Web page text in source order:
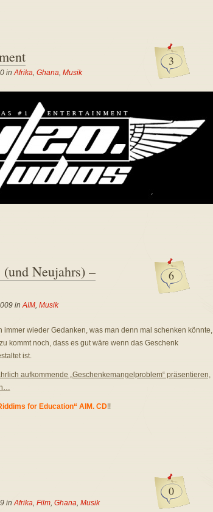
3
inAfrika, Ghana, Musik
6
Neujahrs) –
inAIM, Musik
immer wieder Gedanken, was man denn mal schenken könnte,
kommt noch, dass es gut wäre wenn das Geschenk
ist.
aufkommende „Geschenkemangelproblem“ präsentieren,
for Education“ AIM. CD!!
0
inAfrika, Film, Ghana, Musik